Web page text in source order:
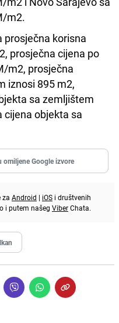
m2.
prosječna korisna
prosječna cijena po
m2, prosječna
iznosi 895 m2,
sa zemljištem
cijena objekta sa
omiljene Google izvore
za Android | iOS i društvenih
i putem našeg ViberChata.